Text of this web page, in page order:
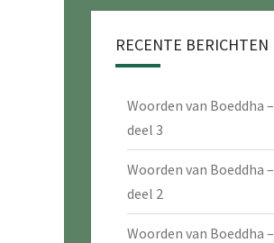
RECENTE BERICHTEN
Woorden van Boeddha –
deel 3
Woorden van Boeddha –
deel 2
Woorden van Boeddha –